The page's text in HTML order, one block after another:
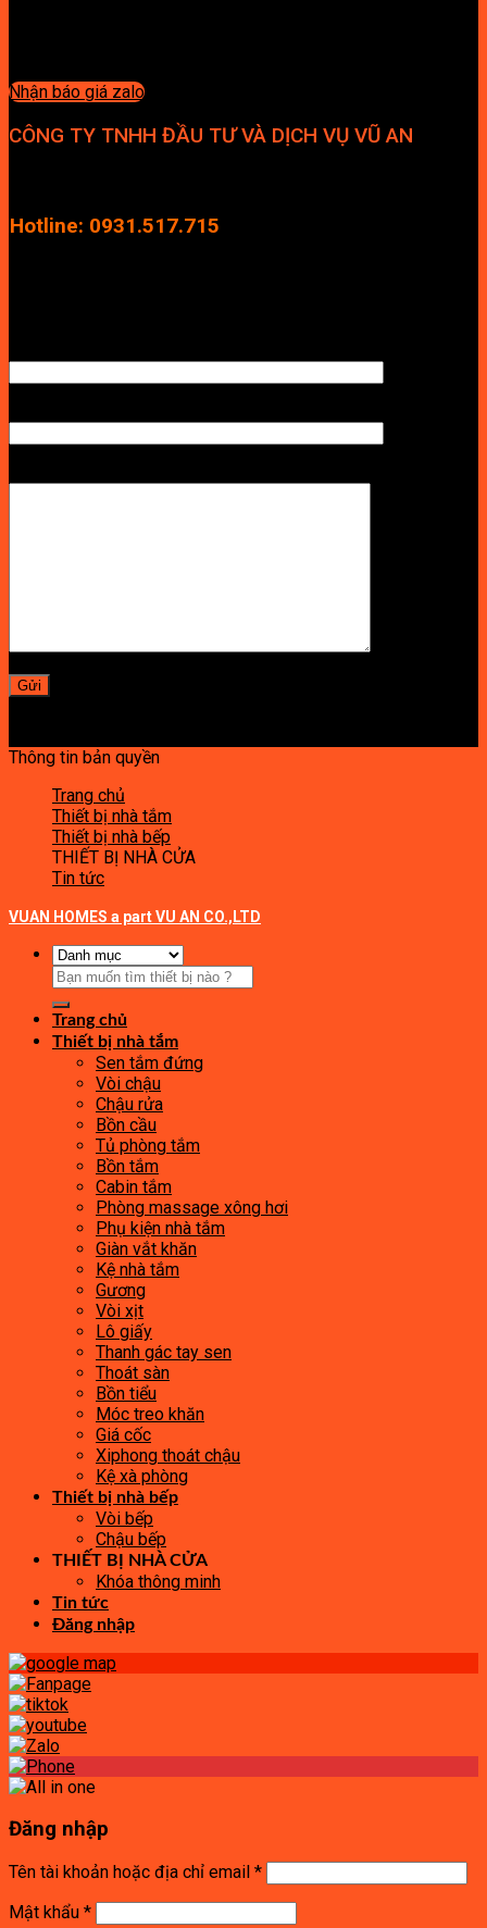
Nhận báo giá zalo
CÔNG TY TNHH ĐẦU TƯ VÀ DỊCH VỤ VŨ AN
Hotline: 0931.517.715
Thông tin bản quyền
Trang chủ
Thiết bị nhà tắm
Thiết bị nhà bếp
THIẾT BỊ NHÀ CỬA
Tin tức
VUAN HOMES a part VU AN CO.,LTD
Tìm
kiếm:
Trang chủ
Thiết bị nhà tắm
Sen tắm đứng
Vòi chậu
Chậu rửa
Bồn cầu
Tủ phòng tắm
Bồn tắm
Cabin tắm
Phòng massage xông hơi
Phụ kiện nhà tắm
Giàn vắt khăn
Kệ nhà tắm
Gương
Vòi xịt
Lô giấy
Thanh gác tay sen
Thoát sàn
Bồn tiểu
Móc treo khăn
Giá cốc
Xiphong thoát chậu
Kệ xà phòng
Thiết bị nhà bếp
Vòi bếp
Chậu bếp
THIẾT BỊ NHÀ CỬA
Khóa thông minh
Tin tức
Đăng nhập
Đăng nhập
Tên tài khoản hoặc địa chỉ email *
Mật khẩu *